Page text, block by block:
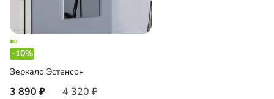
-10%
Зеркало Эстенсон
3 890 4 320